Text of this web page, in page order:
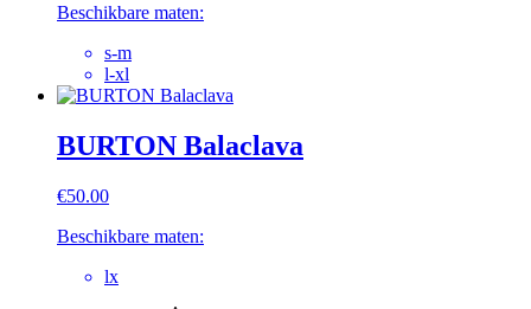
Beschikbare maten:
s-m
l-xl
BURTON Balaclava
€50.00
Beschikbare maten:
lx